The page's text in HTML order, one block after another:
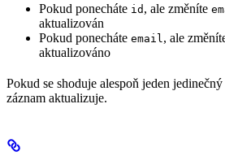
Pokud ponecháte id , ale změníte
aktualizován
Pokud ponecháte email , ale
aktualizováno
Pokud se shoduje alespoň jeden
záznam aktualizuje.